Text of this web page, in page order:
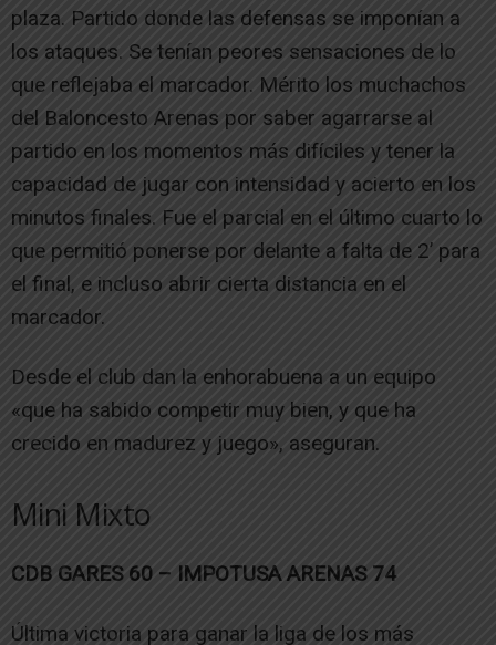
plaza. Partido donde las defensas se imponían a
los ataques. Se tenían peores sensaciones de lo
que reflejaba el marcador. Mérito los muchachos
del Baloncesto Arenas por saber agarrarse al
partido en los momentos más difíciles y tener la
capacidad de jugar con intensidad y acierto en los
minutos finales. Fue el parcial en el último cuarto lo
que permitió ponerse por delante a falta de 2’ para
el final, e incluso abrir cierta distancia en el
marcador.
Desde el club dan la enhorabuena a un equipo
«que ha sabido competir muy bien, y que ha
crecido en madurez y juego», aseguran.
Mini Mixto
CDB GARES 60 – IMPOTUSA ARENAS 74
Última victoria para ganar la liga de los más